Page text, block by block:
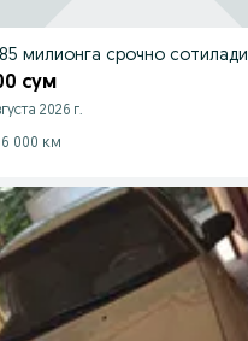
милионга срочно сотилади
сум
2026 г.
000 км